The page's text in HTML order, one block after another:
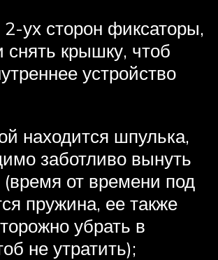
2-ух сторон фиксаторы,
снять крышку, чтоб
устройство
находится шпулька,
заботливо вынуть
(время от времени под
пружина, ее также
убрать в
не утратить);